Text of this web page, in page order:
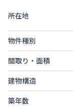
所在地
物件種別
間取り・面積
建物構造
築年数